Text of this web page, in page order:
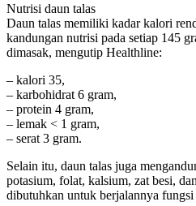
Nutrisi daun talas
Daun talas memiliki kadar kalori
kandungan nutrisi pada setiap 145
dimasak, mengutip Healthline:
– kalori 35,
– karbohidrat 6 gram,
– protein 4 gram,
– lemak < 1 gram,
– serat 3 gram.
Selain itu, daun talas juga
potasium, folat, kalsium, zat besi,
dibutuhkan untuk berjalannya fungsi